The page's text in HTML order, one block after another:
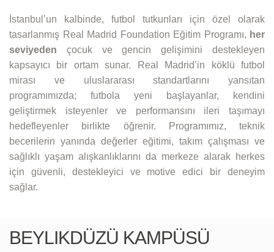
İstanbul’un kalbinde, futbol tutkunları için özel olarak
tasarlanmış Real Madrid Foundation Eğitim Programı, her
seviyeden çocuk ve gencin gelişimini destekleyen
kapsayıcı bir ortam sunar. Real Madrid’in köklü futbol
mirası ve uluslararası standartlarını yansıtan
programımızda; futbola yeni başlayanlar, kendini
geliştirmek isteyenler ve performansını ileri taşımayı
hedefleyenler birlikte öğrenir. Programımız, teknik
becerilerin yanında değerler eğitimi, takım çalışması ve
sağlıklı yaşam alışkanlıklarını da merkeze alarak herkes
için güvenli, destekleyici ve motive edici bir deneyim
sağlar.
BEYLIKDÜZÜ KAMPÜSÜ